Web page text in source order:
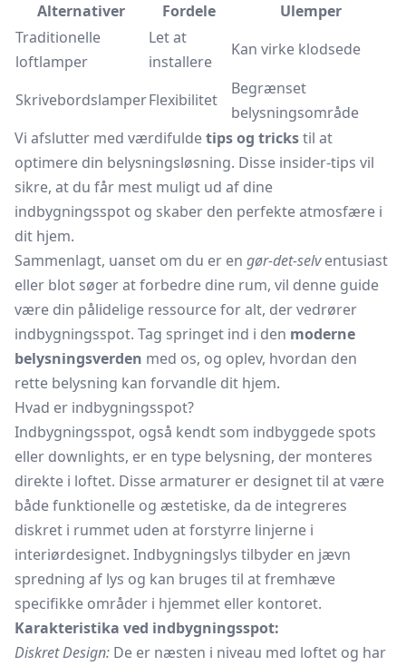
Alternativer
Fordele
Ulemper
Traditionelle
loftlamper
Let at
installere
Kan virke klodsede
SkrivebordslamperFlexibilitet
Begrænset
belysningsområde
Vi afslutter med værdifuldetips og trickstil at
optimere din belysningsløsning. Disse insider-tips vil
sikre, at du får mest muligt ud af dine
indbygningsspot og skaber den perfekte atmosfære i
dit hjem.
Sammenlagt, uanset om du er en gør-det-selventusiast
eller blot søger at forbedre dine rum, vil denne guide
være din pålidelige ressource for alt, der vedrører
indbygningsspot. Tag springet ind i den moderne
belysningsverden med os, og oplev, hvordan den
rette belysning kan forvandle dit hjem.
Hvad er indbygningsspot?
Indbygningsspot, også kendt som indbyggede spots
eller downlights, er en type belysning, der monteres
direkte i loftet. Disse armaturer er designet til at være
både funktionelle og æstetiske, da de integreres
diskret i rummet uden at forstyrre linjerne i
interiørdesignet. Indbygningslys tilbyder en jævn
spredning af lys og kan bruges til at fremhæve
specifikke områder i hjemmet eller kontoret.
Karakteristika ved indbygningsspot:
Diskret Design: De er næsten i niveau med loftet og har